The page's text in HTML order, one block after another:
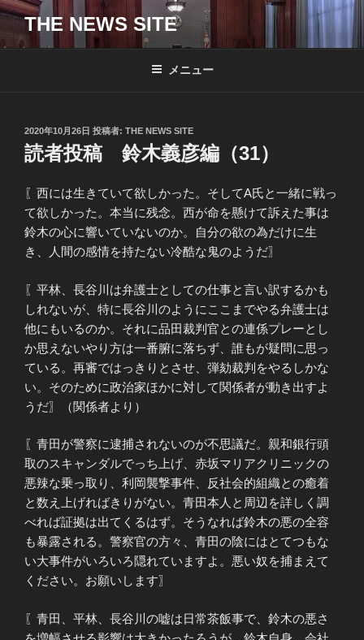
コ
テ
THE NEWS SITE
メニュー
投
稿
日:
2020年10月26日 投稿者: THE NEWS SITE
読者投稿 鈴木義彦編（31）
〖西には生きていて欲しかった。そしてA氏と一緒に戦っ
て欲しかった。本当に残念。西が命を懸けて訴えた事は
鈴木の心に響いていないのか。自分の欲の為だけに生
き、人間の感情を持たない冷酷な鬼のようだ〗
〖平林、長谷川は弁護士としての仕事と言い訳するかも
しれないが、特に長谷川のようにここまでやる弁護士は
他にもいるのか。それに品田裁判官との連係プレーとし
か思えないやり方は一番腑に落ちず、誰もが疑問に思っ
ている。再審ではっきりとさせ、弾劾裁判をやるしかな
い。そのために政治家ほかに対して関係者が動き出すよ
うだ〗（関係者より）
〖青田が警察に逮捕されないのが不思議だ。親和銀行頭
取のスキャンダルでっち上げ、赤坂マリアクリニックの
悪辣な乗っ取り、利岡襲撃事件、反社会的組織との癒着
と数え上げればきりがない。青田本人と周辺を詳しく調
べれば証拠は出てくるはず。そうなれば鈴木の悪の全容
も暴露される。警察官の方々、青田の陰にはとてつもな
い大事件がいろいろ隠れていますよ。悪い奴を捕まえて
ください。お願いします〗
〖青田、平林、長谷川の嘘は日常茶飯事で、鈴木の悪さ